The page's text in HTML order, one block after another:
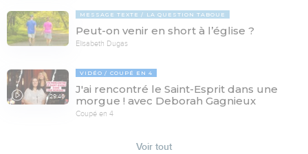
MESSAGE TEXTE LA QUESTION TABOUE
Peut-on venir en short à l’église ?
Elisabeth Dugas
29:46
VIDÉO COUPÉ EN 4
J'ai rencontré le Saint-Esprit dans une
morgue ! avec Deborah Gagnieux
Coupé en 4
Voir tout